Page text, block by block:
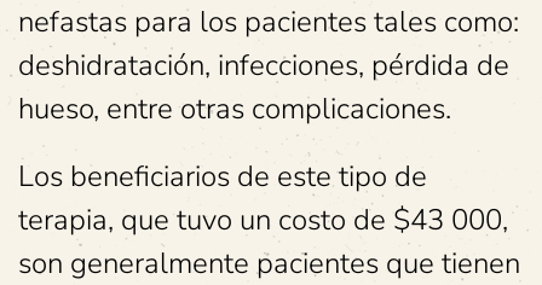
nefastas para los pacientes tales como:
deshidratación, infecciones, pérdida de
hueso, entre otras complicaciones.
Los beneficiarios de este tipo de
terapia, que tuvo un costo de $43 000,
son generalmente pacientes que tienen